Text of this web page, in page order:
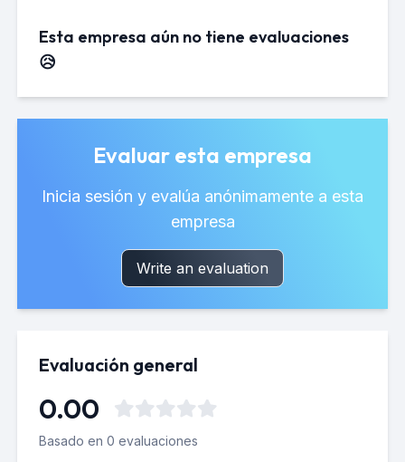
Esta empresa aún no tiene evaluaciones
😥
Evaluar esta empresa
Inicia sesión y evalúa anónimamente a esta
empresa
Write an evaluation
Evaluación general
0.00
Basado en 0 evaluaciones